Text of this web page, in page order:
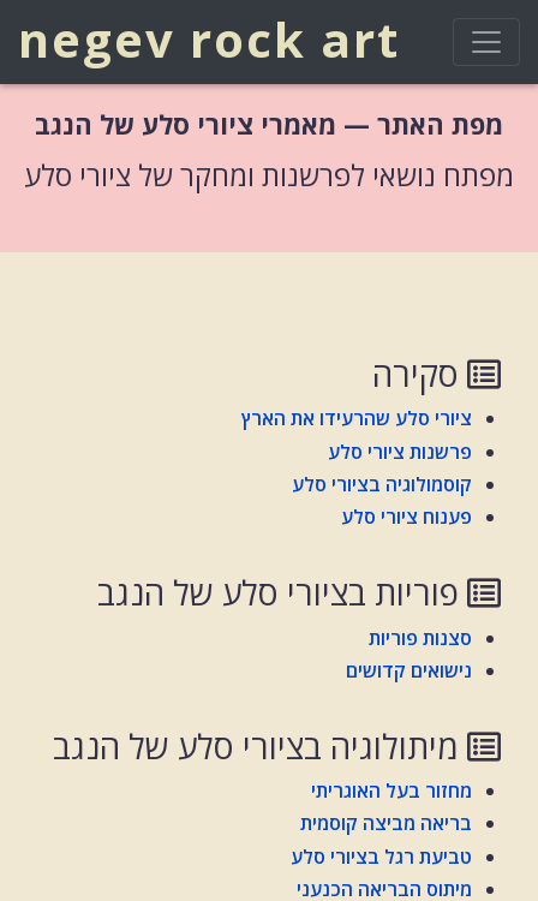
negev rock art
מפת האתר — מאמרי ציורי סלע של הנגב
מפתח נושאי לפרשנות ומחקר של ציורי סלע
סקירה
ציורי סלע שהרעידו את הארץ
פרשנות ציורי סלע
קוסמולוגיה בציורי סלע
פענוח ציורי סלע
פוריות בציורי סלע של הנגב
סצנות פוריות
נישואים קדושים
מיתולוגיה בציורי סלע של הנגב
מחזור בעל האוגריתי
בריאה מביצה קוסמית
טביעת רגל בציורי סלע
מיתוס הבריאה הכנעני